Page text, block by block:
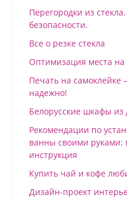
Перегородки из
безопасности.
Все о резке стекла
Оптимизация места на
Печать на самоклейке
надежно!
Белорусские шкафы из
Рекомендации по
ванны своими руками:
инструкция
Купить чай и кофе
Дизайн-проект